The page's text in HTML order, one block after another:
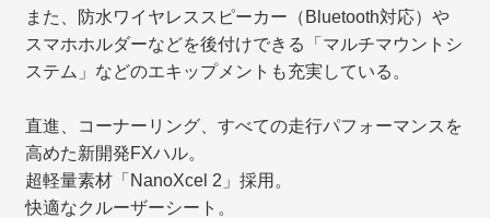
また、防水ワイヤレススピーカー（Bluetooth対応）や
スマホホルダーなどを後付けできる「マルチマウントシ
ステム」などのエキップメントも充実している。
直進、コーナーリング、すべての走行パフォーマンスを
高めた新開発FXハル。
超軽量素材「NanoXcel 2」採用。
快適なクルーザーシート。